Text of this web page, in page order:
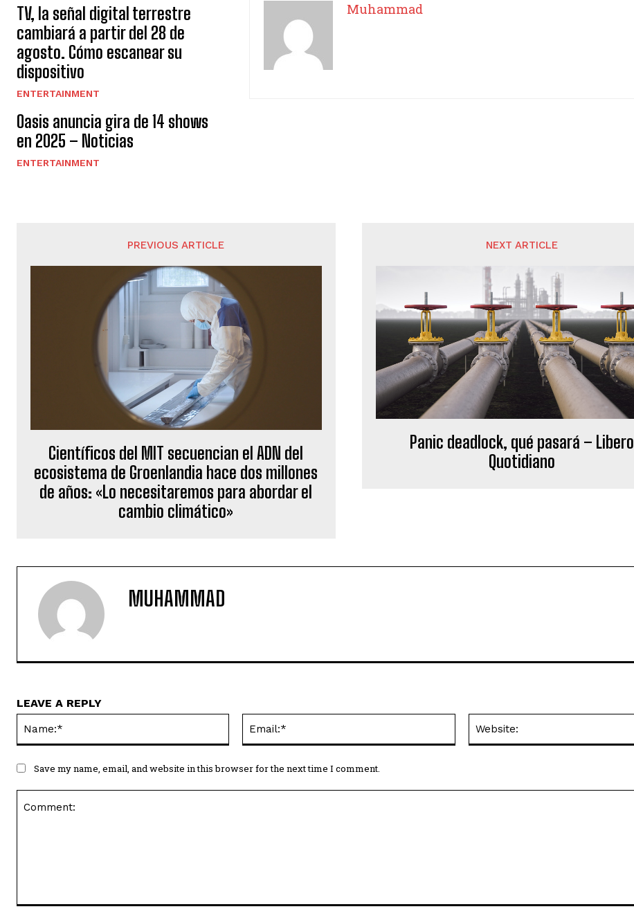
TV, la señal digital terrestre
cambiará a partir del 28 de
agosto. Cómo escanear su
dispositivo
ENTERTAINMENT
Oasis anuncia gira de 14 shows
en 2025 – Noticias
ENTERTAINMENT
Muhammad
PREVIOUS ARTICLE
Científicos del MIT secuencian el ADN del
ecosistema de Groenlandia hace dos millones
de años: «Lo necesitaremos para abordar el
cambio climático»
NEXT ARTICLE
Panic deadlock, qué pasará – Libero
Quotidiano
MUHAMMAD
LEAVE A REPLY
Save my name, email, and website in this browser for the next time I comment.